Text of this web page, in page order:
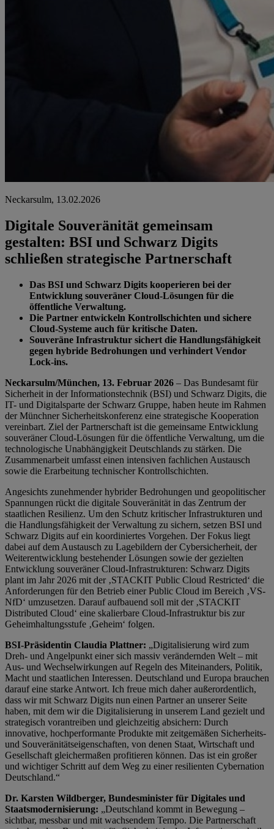
Neckarsulm, 13.02.2026
Digitale Souveränität gemeinsam
gestalten: BSI und Schwarz Digits
schließen strategische Partnerschaft
Das BSI und Schwarz Digits kooperieren bei der
Entwicklung souveräner Cloud-Lösungen für die
öffentliche Verwaltung.
Die Partner entwickeln Kontrollschichten und sichere
Cloud-Systeme auch für kritische Daten.
Souveräne Infrastruktur sichert die Handlungsfähigkeit
gegen hybride Bedrohungen und verhindert Vendor
Lock-ins.
Neckarsulm/München, 13. Februar 2026 – Das Bundesamt für
Sicherheit in der Informationstechnik (BSI) und Schwarz Digits, die
IT- und Digitalsparte der Schwarz Gruppe, haben heute im Rahmen
der Münchner Sicherheitskonferenz eine strategische Kooperation
vereinbart. Ziel der Partnerschaft ist die gemeinsame Entwicklung
souveräner Cloud-Lösungen für die öffentliche Verwaltung, um die
technologische Unabhängigkeit Deutschlands zu stärken. Die
Zusammenarbeit umfasst einen intensiven fachlichen Austausch
sowie die Erarbeitung technischer Kontrollschichten.
Angesichts zunehmender hybrider Bedrohungen und geopolitischer
Spannungen rückt die digitale Souveränität in das Zentrum der
staatlichen Resilienz. Um den Schutz kritischer Infrastrukturen und
die Handlungsfähigkeit der Verwaltung zu sichern, setzen BSI und
Schwarz Digits auf ein koordiniertes Vorgehen. Der Fokus liegt
dabei auf dem Austausch zu Lagebildern der Cybersicherheit, der
Weiterentwicklung bestehender Lösungen sowie der gezielten
Entwicklung souveräner Cloud-Infrastrukturen: Schwarz Digits
plant im Jahr 2026 mit der ‚STACKIT Public Cloud Restricted‘ die
Anforderungen für den Betrieb einer Public Cloud im Bereich ‚VS-
NfD‘ umzusetzen. Darauf aufbauend soll mit der ‚STACKIT
Distributed Cloud‘ eine skalierbare Cloud-Infrastruktur bis zur
Geheimhaltungsstufe ‚Geheim‘ folgen.
BSI-Präsidentin Claudia Plattner: „Digitalisierung wird zum
Dreh- und Angelpunkt einer sich massiv verändernden Welt – mit
Aus- und Wechselwirkungen auf Regeln des Miteinanders, Politik,
Macht und staatlichen Interessen. Deutschland und Europa brauchen
darauf eine starke Antwort. Ich freue mich daher außerordentlich,
dass wir mit Schwarz Digits nun einen Partner an unserer Seite
haben, mit dem wir die Digitalisierung in unserem Land gezielt und
strategisch vorantreiben und gleichzeitig absichern: Durch
innovative, hochperformante Produkte mit zeitgemäßen Sicherheits-
und Souveränitätseigenschaften, von denen Staat, Wirtschaft und
Gesellschaft gleichermaßen profitieren können. Das ist ein großer
und wichtiger Schritt auf dem Weg zu einer resilienten Cybernation
Deutschland.“
Dr. Karsten Wildberger, Bundesminister für Digitales und
Staatsmodernisierung: „Deutschland kommt in Bewegung –
sichtbar, messbar und mit wachsendem Tempo. Die Partnerschaft